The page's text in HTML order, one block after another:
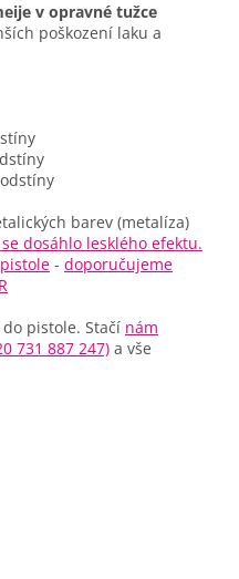
v opravné tužce
poškození laku a
barev (metalíza)
dosáhlo lesklého efektu.
- doporučujeme
pistole. Stačí nám
731 887 247) a vše